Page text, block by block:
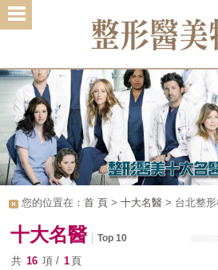
您的位置在： 首 頁> 十大名醫> 台北整形
十大名醫 Top 10
共 16 項 / 1頁